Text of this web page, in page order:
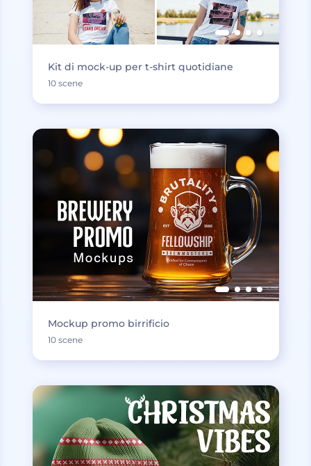
Kit di mock-up per t-shirt quotidiane
10 scene
Mockup promo birrificio
10 scene